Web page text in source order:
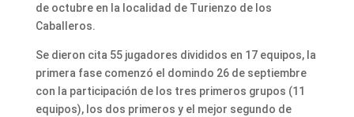
de octubre en la localidad de Turienzo de los
Caballeros.
Se dieron cita 55 jugadores divididos en 17 equipos, la
primera fase comenzó el domindo 26 de septiembre
con la participación de los tres primeros grupos (11
equipos), los dos primeros y el mejor segundo de